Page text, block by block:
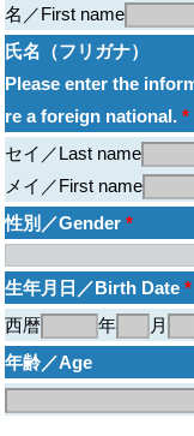
名／First name
氏名（フリガナ）
Please enter the
re a foreign national. *
セイ／Last name
メイ／First name
性別／Gender *
生年月日／Birth Date *
西暦
年 月
年齢／Age